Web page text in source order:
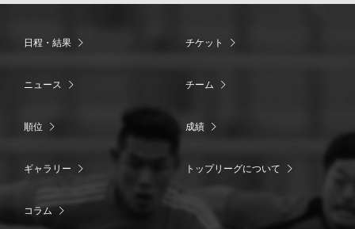
日程・結果 チケット
ニュース チーム
順位 成績
ギャラリー トップリーグについて
コラム